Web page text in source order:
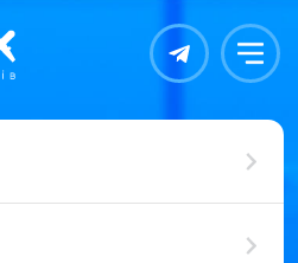
Контакты Меню